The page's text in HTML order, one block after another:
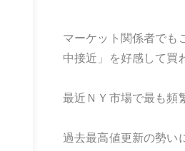
マーケット関係者でも
中接近」を好感して買
最近ＮＹ市場で最も頻
過去最高値更新の勢い